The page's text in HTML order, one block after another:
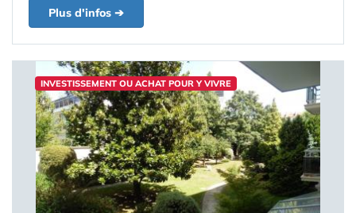
Plus d'infos ➔
INVESTISSEMENT OU ACHAT POUR Y VIVRE